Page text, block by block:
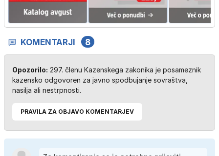
KOMENTARJI 8
Opozorilo: 297. členu Kazenskega zakonika je posameznik
kazensko odgovoren za javno spodbujanje sovraštva,
nasilja ali nestrpnosti.
PRAVILA ZA OBJAVO KOMENTARJEV